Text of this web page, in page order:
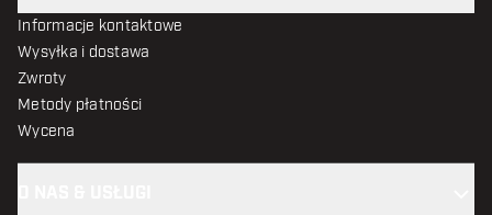
Informacje kontaktowe
Wysyłka i dostawa
Zwroty
Metody płatności
Wycena